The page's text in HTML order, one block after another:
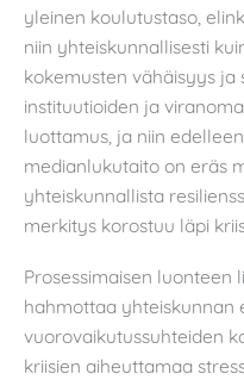
yleinen koulutustaso,
niin yhteiskunnallisesti
kokemusten vähäisyys ja
instituutioiden ja
luottamus, ja niin
medianlukutaito on eräs
yhteiskunnallista
merkitys korostuu läpi
Prosessimaisen luonteen
hahmottaa yhteiskunnan
vuorovaikutussuhteiden
kriisien aiheuttamaa